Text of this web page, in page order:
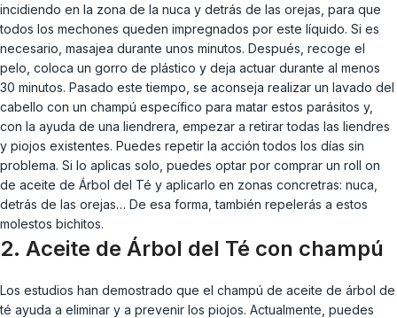
incidiendo en la zona de la nuca y detrás de las orejas, para que
todos los mechones queden impregnados por este líquido. Si es
necesario, masajea durante unos minutos. Después, recoge el
pelo, coloca un gorro de plástico y deja actuar durante al menos
30 minutos. Pasado este tiempo, se aconseja realizar un lavado del
cabello con un champú específico para matar estos parásitos y,
con la ayuda de una liendrera, empezar a retirar todas las liendres
y piojos existentes. Puedes repetir la acción todos los días sin
problema. Si lo aplicas solo, puedes optar por comprar un roll on
de aceite de Árbol del Té y aplicarlo en zonas concretras: nuca,
detrás de las orejas… De esa forma, también repelerás a estos
molestos bichitos.
2. Aceite de Árbol del Té con champú
Los estudios han demostrado que el champú de aceite de árbol de
té ayuda a eliminar y a prevenir los piojos. Actualmente, puedes